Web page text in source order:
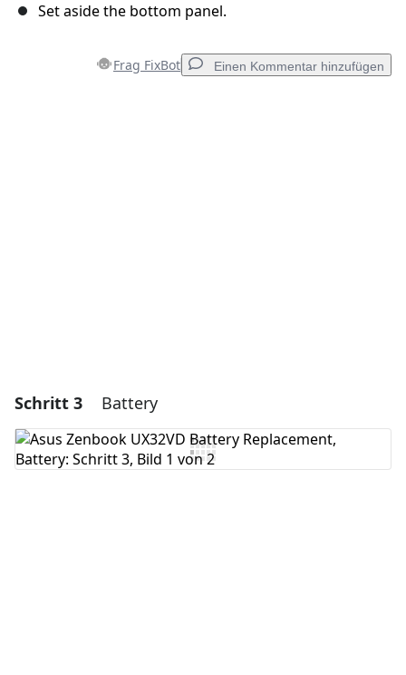
Set aside the bottom panel.
Frag FixBot Einen Kommentar hinzufügen
Schritt 3 Battery